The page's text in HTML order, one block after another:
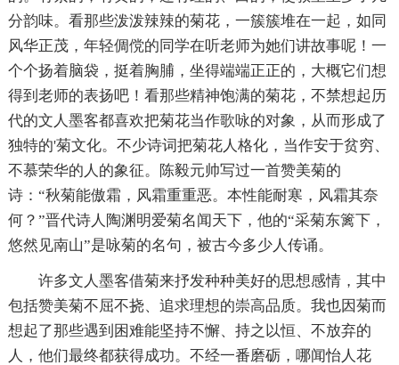
分韵味。看那些泼泼辣辣的菊花，一簇簇堆在一起，如同
风华正茂，年轻倜傥的同学在听老师为她们讲故事呢！一
个个扬着脑袋，挺着胸脯，坐得端端正正的，大概它们想
得到老师的表扬吧！看那些精神饱满的菊花，不禁想起历
代的文人墨客都喜欢把菊花当作歌咏的对象，从而形成了
独特的'菊文化。不少诗词把菊花人格化，当作安于贫穷、
不慕荣华的人的象征。陈毅元帅写过一首赞美菊的
诗：“秋菊能傲霜，风霜重重恶。本性能耐寒，风霜其奈
何？”晋代诗人陶渊明爱菊名闻天下，他的“采菊东篱下，
悠然见南山”是咏菊的名句，被古今多少人传诵。
许多文人墨客借菊来抒发种种美好的思想感情，其中
包括赞美菊不屈不挠、追求理想的崇高品质。我也因菊而
想起了那些遇到困难能坚持不懈、持之以恒、不放弃的
人，他们最终都获得成功。不经一番磨砺，哪闻怡人花